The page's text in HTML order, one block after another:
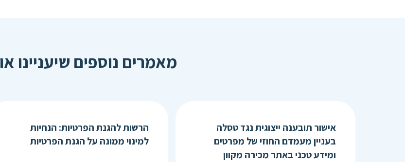
מאמרים נוספים שיעניינו
אישור תובענה ייצוגית נגד טסלה
בעניין מעמדם החוזי של מפרטים
ומידע טכני באתר מכירה מקוון
הרשות להגנת הפרטיות: הנחיות
למינוי ממונה על הגנת הפרטיות